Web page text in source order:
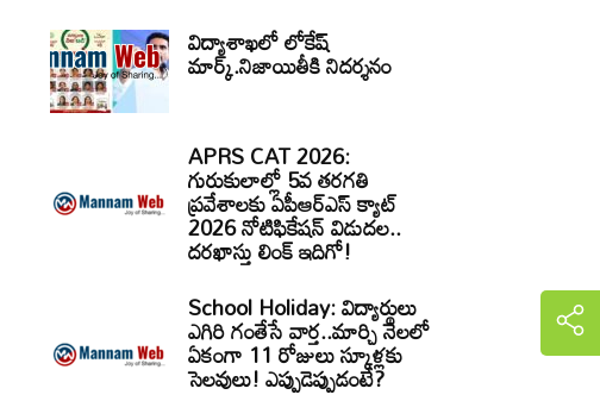
విద్యాశాఖలో లోకేష్
మార్క్.నిజాయితీకి నిదర్శనం
APRS CAT 2026:
గురుకులాల్లో 5వ తరగతి
ప్రవేశాలకు ఏపీఆర్‌ఎస్‌ క్యాట్‌
2026 నోటిఫికేషన్‌ విడుదల..
దరఖాస్తు లింక్‌ ఇదిగో!
School Holiday: విద్యార్థులు
ఎగిరి గంతేసే వార్త..మార్చి నెలలో
ఏకంగా 11 రోజులు స్కూళ్లకు
సెలవులు! ఎప్పుడెప్పుడంటే?